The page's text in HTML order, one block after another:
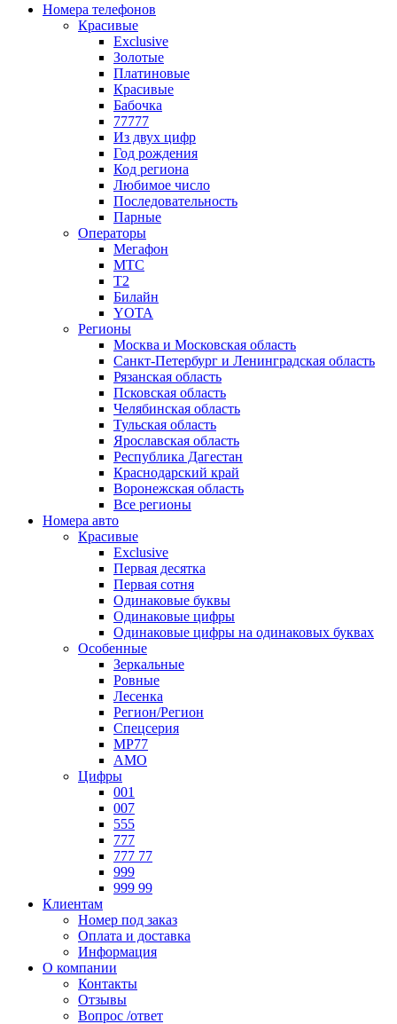
Номера телефонов
Красивые
Exclusive
Золотые
Платиновые
Красивые
Бабочка
77777
Из двух цифр
Год рождения
Код региона
Любимое число
Последовательность
Парные
Операторы
Мегафон
МТС
Т2
Билайн
YOTA
Регионы
Москва и Московская область
Санкт-Петербург и Ленинградская область
Рязанская область
Псковская область
Челябинская область
Тульская область
Ярославская область
Республика Дагестан
Краснодарский край
Воронежская область
Все регионы
Номера авто
Красивые
Exclusive
Первая десятка
Первая сотня
Одинаковые буквы
Одинаковые цифры
Одинаковые цифры на одинаковых буквах
Особенные
Зеркальные
Ровные
Лесенка
Регион/Регион
Спецсерия
МР77
АМО
Цифры
001
007
555
777
777 77
999
999 99
Клиентам
Номер под заказ
Оплата и доставка
Информация
О компании
Контакты
Отзывы
Вопрос /ответ